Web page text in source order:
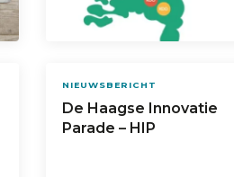
NIEUWSBERICHT
De Haagse Innovatie
Parade – HIP